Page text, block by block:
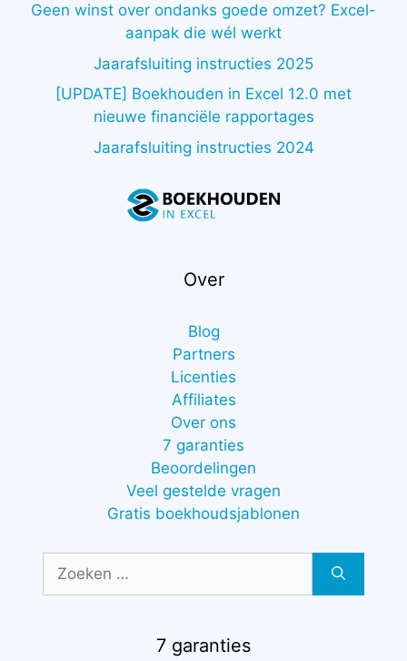
Geen winst over ondanks goede omzet? Excel-
aanpak die wél werkt
Jaarafsluiting instructies 2025
[UPDATE] Boekhouden in Excel 12.0 met
nieuwe financiële rapportages
Jaarafsluiting instructies 2024
Over
Blog
Partners
Licenties
Affiliates
Over ons
7 garanties
Beoordelingen
Veel gestelde vragen
Gratis boekhoudsjablonen
naar:
7 garanties